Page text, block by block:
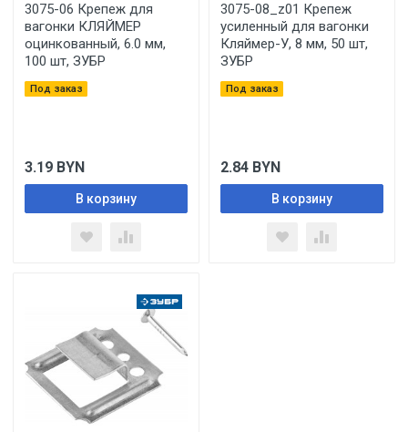
3075-06 Крепеж для
вагонки КЛЯЙМЕР
оцинкованный, 6.0 мм,
100 шт, ЗУБР
Под заказ
3.19 BYN
В корзину
3075-08_z01 Крепеж
усиленный для вагонки
Кляймер-У, 8 мм, 50 шт,
ЗУБР
Под заказ
2.84 BYN
В корзину